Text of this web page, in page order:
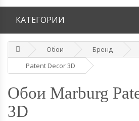
КАТЕГОРИИ
Обои Бренд
Patent Decor 3D
Обои Marburg
3D